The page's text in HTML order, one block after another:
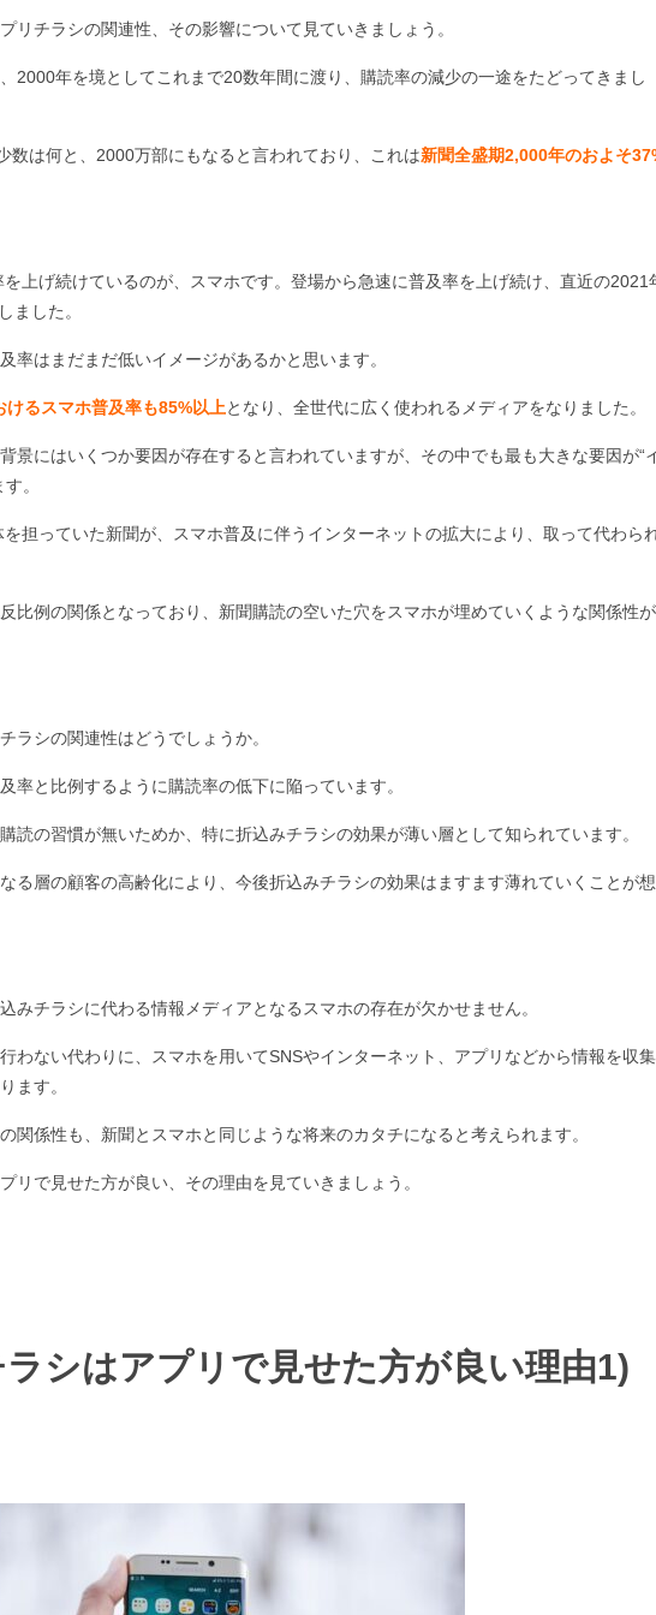
リチラシの関連性、その影響について見ていきましょう。
2000年を境としてこれまで20数年間に渡り、購読率の減少の一途をたどってきまし
数は何と、 2000万部にもなると言われており、これは新聞全盛期2,000年のおよそ
上げ続けているのが、スマホです。登場から急速に普及率を上げ続け、直近の2021
しました。
率はまだまだ低いイメージがあるかと思います。
けるスマホ普及率も85%以上となり、全世代に広く使われるメディアをなりました。
景にはいくつか要因が存在すると言われていますが、その中でも最も大きな要因が“
。
担っていた新聞が、スマホ普及に伴うインターネットの拡大により、取って代わら
比例の関係となっており、新聞購読の空いた穴をスマホが埋めていくような関係性
ラシの関連性はどうでしょうか。
率と比例するように購読率の低下に陥っています。
読の習慣が無いためか、特に折込みチラシの効果が薄い層として知られています。
る層の顧客の高齢化により、今後折込みチラシの効果はますます薄れていくことが
みチラシに代わる情報メディアとなるスマホの存在が欠かせません。
わない代わりに、スマホを用いてSNSやインターネット、アプリなどから情報を収集
ます。
関係性も、新聞とスマホと同じような将来のカタチになると考えられます。
リで見せた方が良い、その理由を見ていきましょう。
シはアプリで見せた方が良い理由1)